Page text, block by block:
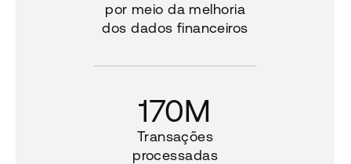
por meio da melhoria
dos dados financeiros
170M
Transações
processadas